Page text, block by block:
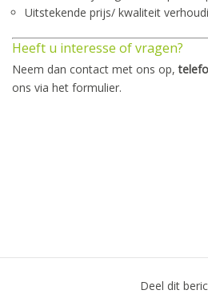
Uitstekende prijs/ kwaliteit
Heeft u interesse of vragen?
Neem dan contact met ons op,
ons via het formulier.
Deel dit